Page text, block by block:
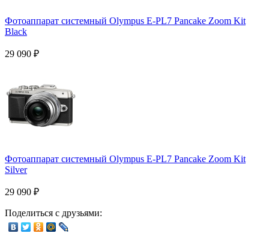
Фотоаппарат системный Olympus E-PL7 Pancake Zoom Kit
Black
29 090 ₽
Фотоаппарат системный Olympus E-PL7 Pancake Zoom Kit
Silver
29 090 ₽
Поделиться с друзьями: